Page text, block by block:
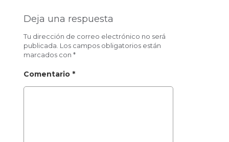
Deja una respuesta
Tu dirección de correo electrónico no será
publicada. Los campos obligatorios están
marcados con *
Comentario *